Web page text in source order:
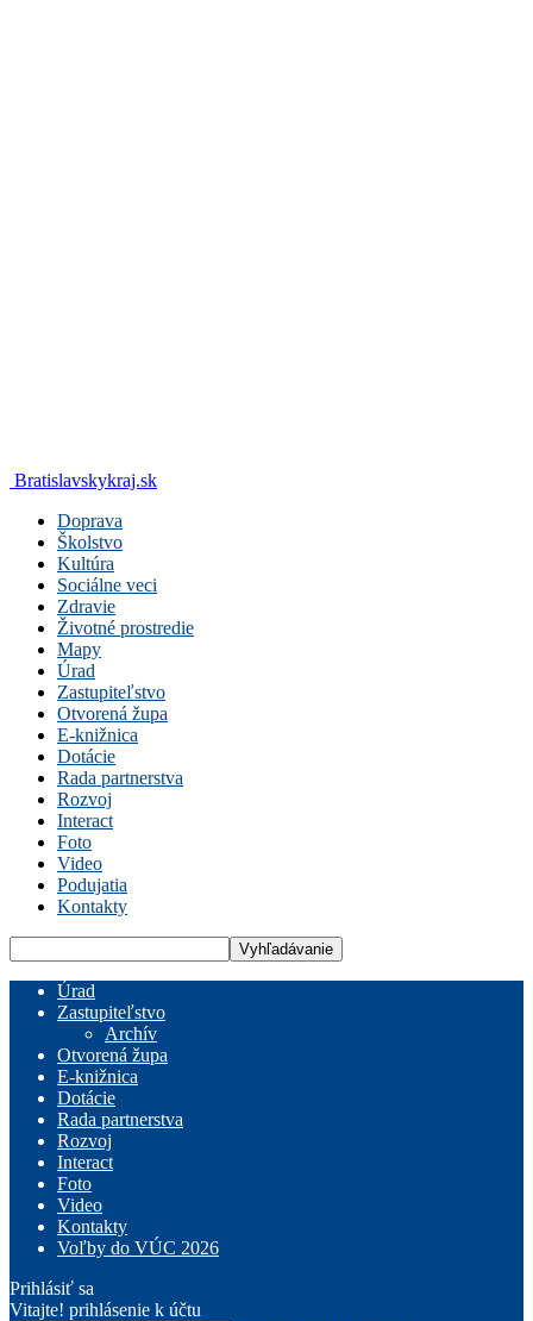
Bratislavskykraj.sk
Doprava
Školstvo
Kultúra
Sociálne veci
Zdravie
Životné prostredie
Mapy
Úrad
Zastupiteľstvo
Otvorená župa
E-knižnica
Dotácie
Rada partnerstva
Rozvoj
Interact
Foto
Video
Podujatia
Kontakty
Úrad
Zastupiteľstvo
Archív
Otvorená župa
E-knižnica
Dotácie
Rada partnerstva
Rozvoj
Interact
Foto
Video
Kontakty
Voľby do VÚC 2026
Prihlásiť sa
Vitajte! prihlásenie k účtu